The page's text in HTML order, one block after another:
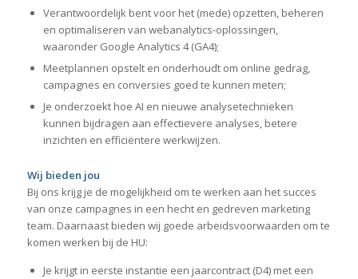
Verantwoordelijk bent voor het (mede) opzetten, beheren
en optimaliseren van webanalytics-oplossingen,
waaronder Google Analytics 4 (GA4);
Meetplannen opstelt en onderhoudt om online gedrag,
campagnes en conversies goed te kunnen meten;
Je onderzoekt hoe AI en nieuwe analysetechnieken
kunnen bijdragen aan effectievere analyses, betere
inzichten en efficiëntere werkwijzen.
Wij bieden jou
Bij ons krijg je de mogelijkheid om te werken aan het succes
van onze campagnes in een hecht en gedreven marketing
team. Daarnaast bieden wij goede arbeidsvoorwaarden om te
komen werken bij de HU:
Je krijgt in eerste instantie een jaarcontract (D4) met een